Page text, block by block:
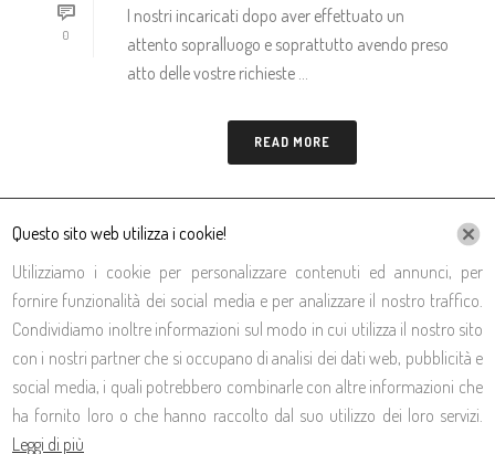
0
I nostri incaricati dopo aver effettuato un
attento sopralluogo e soprattutto avendo preso
atto delle vostre richieste ...
READ MORE
CONTATTI
Questo sito web utilizza i cookie!
Utilizziamo i cookie per personalizzare contenuti ed annunci, per
fornire funzionalità dei social media e per analizzare il nostro traffico.
Condividiamo inoltre informazioni sul modo in cui utilizza il nostro sito
con i nostri partner che si occupano di analisi dei dati web, pubblicità e
social media, i quali potrebbero combinarle con altre informazioni che
ha fornito loro o che hanno raccolto dal suo utilizzo dei loro servizi.
Leggi di più